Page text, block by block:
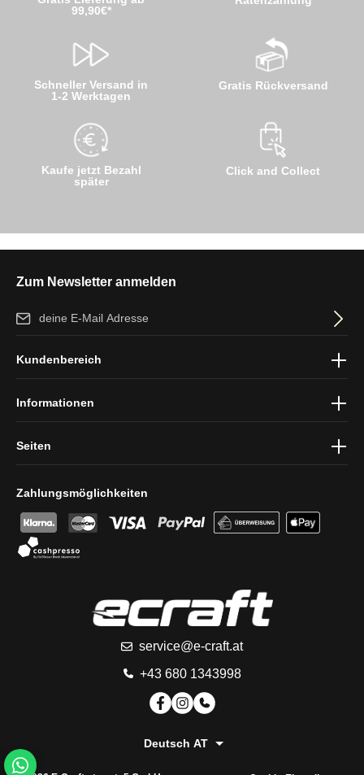
99,90€*
Schneller Versand in
1-2 Werktagen
Kaufe jetzt Bezahl
später
Gratis Rückversand
Click and Collect
Zum Newsletter anmelden
E-Mail-Adresse*
und dieAGBgelesen und bin mit ihnen einverstanden.
Zahlungsmöglichkeiten
service@e-craft.at
+43 680 1343998
Kundenbereich
Informationen
Seiten
Deutsch AT